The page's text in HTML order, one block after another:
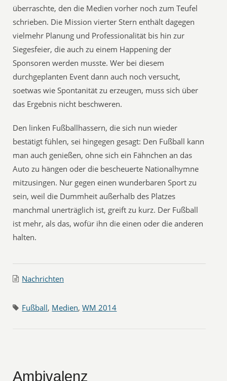
überraschte, den die Medien vorher noch zum Teufel
schrieben. Die Mission vierter Stern enthält dagegen
vielmehr Planung und Professionalität bis hin zur
Siegesfeier, die auch zu einem Happening der
Sponsoren werden musste. Wer bei diesem
durchgeplanten Event dann auch noch versucht,
soetwas wie Spontanität zu erzeugen, muss sich über
das Ergebnis nicht beschweren.
Den linken Fußballhassern, die sich nun wieder
bestätigt fühlen, sei hingegen gesagt: Den Fußball kann
man auch genießen, ohne sich ein Fähnchen an das
Auto zu hängen oder die bescheuerte Nationalhymne
mitzusingen. Nur gegen einen wunderbaren Sport zu
sein, weil die Dummheit außerhalb des Platzes
manchmal unerträglich ist, greift zu kurz. Der Fußball
ist mehr, als das, wofür ihn die einen oder die anderen
halten.
Nachrichten
Fußball, Medien,WM 2014
Ambivalenz